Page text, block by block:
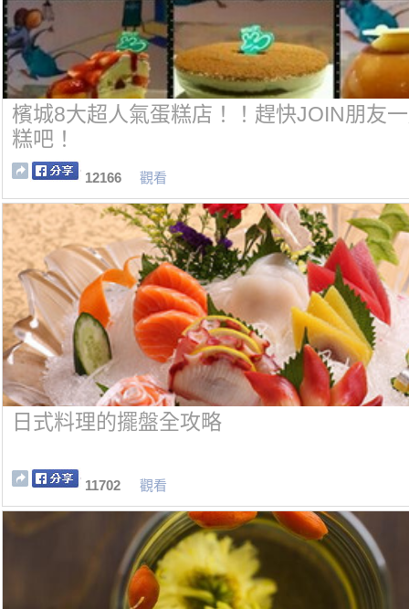
檳城8大超人氣蛋糕店！！趕快JOIN朋友
糕吧！
12166 觀看
日式料理的擺盤全攻略
11702 觀看